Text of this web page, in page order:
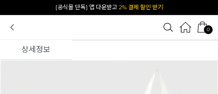
[공식몰 단독] 앱 다운받고 2% 결제 할인 받기
0
상세정보